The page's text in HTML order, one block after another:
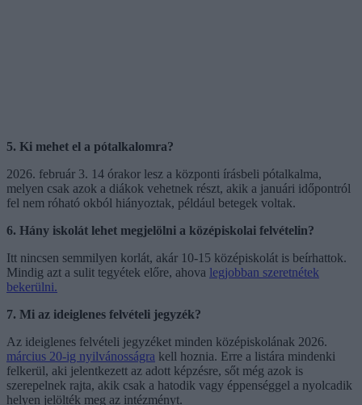
5. Ki mehet el a pótalkalomra?
2026. február 3. 14 órakor lesz a központi írásbeli pótalkalma,
melyen csak azok a diákok vehetnek részt, akik a januári időpontról
fel nem róható okból hiányoztak, például betegek voltak.
6. Hány iskolát lehet megjelölni a középiskolai felvételin?
Itt nincsen semmilyen korlát, akár 10-15 középiskolát is beírhattok.
Mindig azt a sulit tegyétek előre, ahova legjobban szeretnétek
bekerülni.
7. Mi az ideiglenes felvételi jegyzék?
Az ideiglenes felvételi jegyzéket minden középiskolának 2026.
március 20-ig nyilvánosságra kell hoznia. Erre a listára mindenki
felkerül, aki jelentkezett az adott képzésre, sőt még azok is
szerepelnek rajta, akik csak a hatodik vagy éppenséggel a nyolcadik
helyen jelölték meg az intézményt.